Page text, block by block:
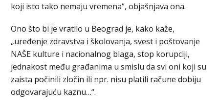
koji isto tako nemaju vremena“, objašnjava ona.
Ono što bi je vratilo u Beograd je, kako kaže,
„uređenje zdravstva i školovanja, svest i poštovanje
NAŠE kulture i nacionalnog blaga, stop korupciji,
jednakost među građanima u smislu da svi oni koji su
zaista počinili zločin ili npr. nisu platili račune dobiju
odgovarajuću kaznu…“.